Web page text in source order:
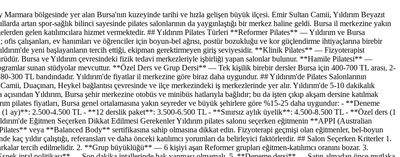
bölgesinde yer alan Bursa'nın kuzeyinde tarihi ve hızla gelişen büyük ilçesi. Emir Sultan Camii, Yıldırım Beyazıt
artan spor-sağlık bilinci sayesinde pilates salonlarının da yaygınlaştığı bir merkez haline geldi. Bursa il merkezine yakın
gelen katılımcılara hizmet vermektedir. ## Yıldırım Pilates Türleri **Reformer Pilates** — Yıldırım ve Bursa
çalışanları, ev hanımları ve öğrenciler için boyun-bel ağrısı, postür bozukluğu ve kor güçlendirme ihtiyaçlarına birebir
yeni başlayanların tercih ettiği, ekipman gerektirmeyen giriş seviyesidir. **Klinik Pilates** — Fizyoterapist
Bursa ve Yıldırım çevresindeki fizik tedavi merkezleriyle işbirliği yapan salonlar bulunur. **Hamile Pilatesi** —
sunan stüdyolar mevcuttur. **Özel Ders ve Grup Dersi** — Tek kişilik birebir dersler Bursa için 400-700 TL arası, 2-
TL bandındadır. Yıldırım'de fiyatlar il merkezine göre biraz daha uygundur. ## Yıldırım'de Pilates Salonlarının
Duaçınarı, Heykel bağlantısı çevresinde ve ilçe merkezindeki iş merkezlerinde yer alır. Yıldırım'de 5-10 dakikalık
Yıldırım, Bursa şehir merkezine otobüs ve minibüs hatlarıyla bağlıdır; bu da işten çıkıp akşam dersine katılmak
pilates fiyatları, Bursa genel ortalamasına yakın seyreder ve büyük şehirlere göre %15-25 daha uygundur: - **Deneme
ay)**: 2.500-4.500 TL - **12 derslik paket**: 3.500-6.500 TL - **Sınırsız aylık üyelik**: 4.500-8.500 TL - **Özel ders (1
Eğitmen Seçerken Dikkat Edilmesi Gerekenler Yıldırım pilates salonu seçerken eğitmenin **APPI (Australian
veya **Balanced Body** sertifikasına sahip olmasına dikkat edin. Fizyoterapi geçmişi olan eğitmenler, bel-boyun
kaç yıldır çalıştığı, referansları ve daha önceki katılımcı yorumları da belirleyici faktörlerdir. ## Salon Seçerken Kriterler 1.
tercih edilmelidir. 2. **Grup büyüklüğü** — 6 kişiyi aşan Reformer grupları eğitmen-katılımcı oranını bozar. 3.